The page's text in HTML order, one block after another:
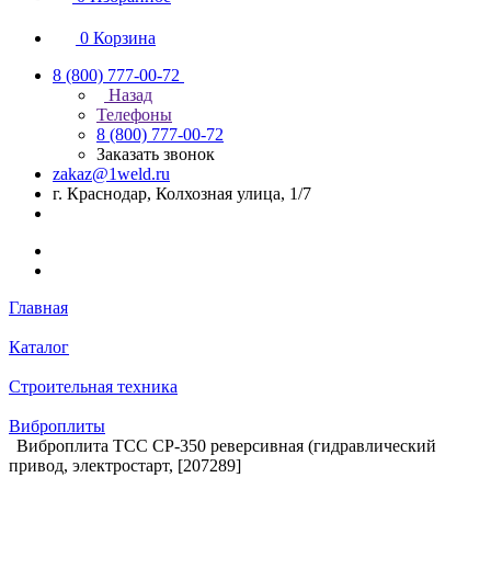
0 Корзина
8 (800) 777-00-72
Назад
Телефоны
8 (800) 777-00-72
Заказать звонок
zakaz@1weld.ru
г. Краснодар, Колхозная улица, 1/7
Главная
Каталог
Строительная техника
Виброплиты
Виброплита ТСС CP-350 реверсивная (гидравлический
привод, электростарт, [207289]